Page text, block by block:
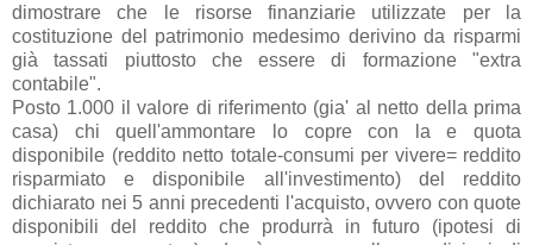
dimostrare che le risorse finanziarie utilizzate per la
costituzione del patrimonio medesimo derivino da risparmi
già tassati piuttosto che essere di formazione "extra
contabile".
Posto 1.000 il valore di riferimento (gia' al netto della prima
casa) chi quell'ammontare lo copre con la e quota
disponibile (reddito netto totale-consumi per vivere= reddito
risparmiato e disponibile all'investimento) del reddito
dichiarato nei 5 anni precedenti l'acquisto, ovvero con quote
disponibili del reddito che produrrà in futuro (ipotesi di